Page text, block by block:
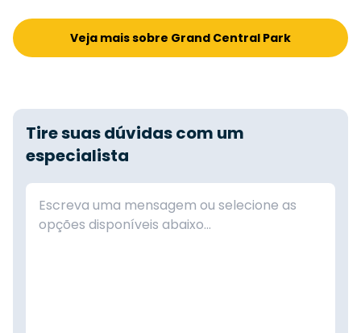
Veja mais sobre Grand Central Park
Tire suas dúvidas com um
especialista